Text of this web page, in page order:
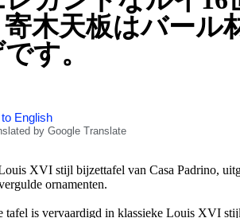
寄木天板はバール
す。
English
by Google Translate
XVI stijl bijzettafel van Casa Padrino,
ornamenten.
tafel is vervaardigd in klassieke Louis XVI